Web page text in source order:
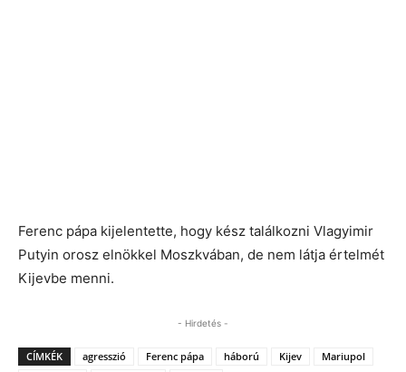
Ferenc pápa kijelentette, hogy kész találkozni Vlagyimir
Putyin orosz elnökkel Moszkvában, de nem látja értelmét
Kijevbe menni.
- Hirdetés -
CÍMKÉK agresszió Ferenc pápa háború Kijev
Mariupol